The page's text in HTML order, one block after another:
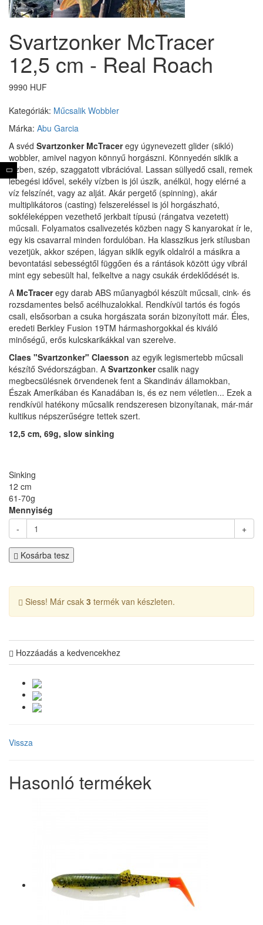
Svartzonker McTracer
12,5 cm - Real Roach
9990 HUF
Kategóriák: Műcsalik Wobbler
Márka: Abu Garcia
A svéd Svartzonker McTraceregy úgynevezett glider (sikló)
wobbler, amivel nagyon könnyű horgászni. Könnyedén siklik a
vízben, szép, szaggatott vibrációval. Lassan süllyedő csali, remek
lebegési idővel, sekély vízben is jól úszik, anélkül, hogy elérné a
víz felszínét, vagy az alját. Akár pergető (spinning), akár
multiplikátoros (casting) felszereléssel is jól horgászható,
sokféleképpen vezethető jerkbait típusú (rángatva vezetett)
műcsali. Folyamatos csalivezetés közben nagy S kanyarokat ír le,
egy kis csavarral minden fordulóban. Ha klasszikus jerk stílusban
vezetjük, akkor szépen, lágyan siklik egyik oldalról a másikra a
bevontatási sebességtől függően és a rántások között úgy vibrál
mint egy sebesült hal, felkeltve a nagy csukák érdeklődését is.
A McTraceregy darab ABS műanyagból készült műcsali, cink- és
rozsdamentes belső acélhuzalokkal. Rendkívül tartós és fogós
csali, elsősorban a csuka horgászata során bizonyított már. Éles,
eredeti Berkley Fusion 19TM hármashorgokkal és kiváló
minőségű, erős kulcskarikákkal van szerelve.
Claes "Svartzonker" Claesson az egyik legismertebb műcsali
készítő Svédországban. A Svartzonkercsalik nagy
megbecsülésnek örvendenek fent a Skandináv államokban,
Észak Amerikában és Kanadában is, és ez nem véletlen... Ezek a
rendkívül hatékony műcsalik rendszeresen bizonyítanak, már-már
kultikus népszerűségre tettek szert.
12,5 cm, 69g, slow sinking
Sinking
12 cm
61-70g
Mennyiség
-
+
Kosárba tesz
Siess! Már csak 3 termék van készleten.
Hozzáadás a kedvencekhez
Vissza
Hasonló termékek